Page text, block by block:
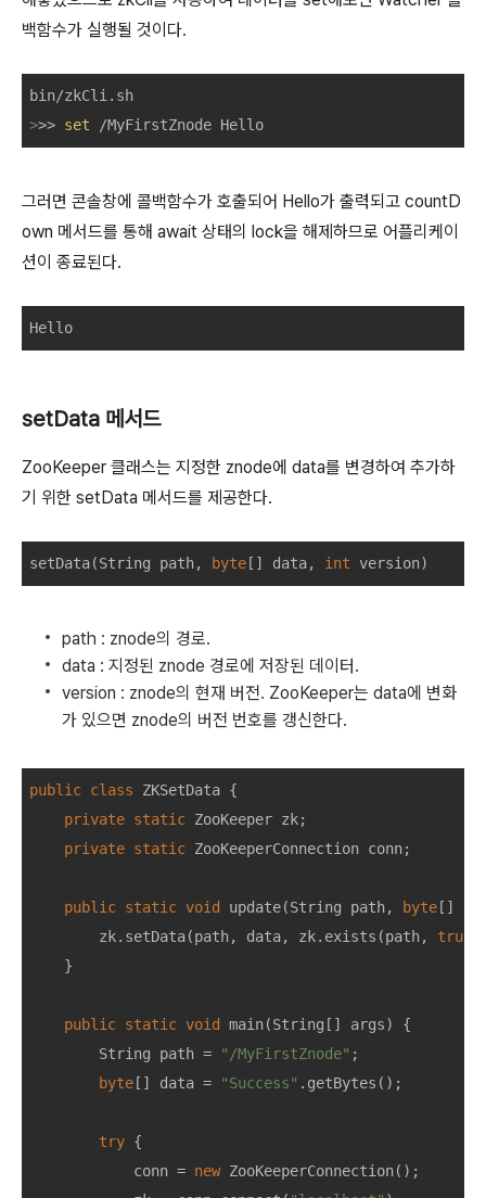
백함수가 실행될 것이다.
>>> set /MyFirstZnode Hello
그러면 콘솔창에 콜백함수가 호출되어 Hello가 출력되고 countD
own 메서드를 통해 await 상태의 lock을 해제하므로 어플리케이
션이 종료된다.
Hello
setData 메서드
ZooKeeper 클래스는 지정한 znode에 data를 변경하여 추가하
기 위한 setData 메서드를 제공한다.
setData(String path, byte [] data, int version)
path : znode의 경로.
data : 지정된 znode 경로에 저장된 데이터.
version : znode의 현재 버전. ZooKeeper는 data에 변화
가 있으면 znode의 버전 번호를 갱신한다.
public class ZKSetData {
private static ZooKeeper zk;
private static ZooKeeperConnection conn;
public static void update(String path, byte []
zk. setData(path, data, zk. exists (path, true
}
public static void main(String [] args)
{
String
path = "/MyFirstZnode" ;
byte [] data = "Success" . getBytes ();
try {
conn = new ZooKeeperConnection();